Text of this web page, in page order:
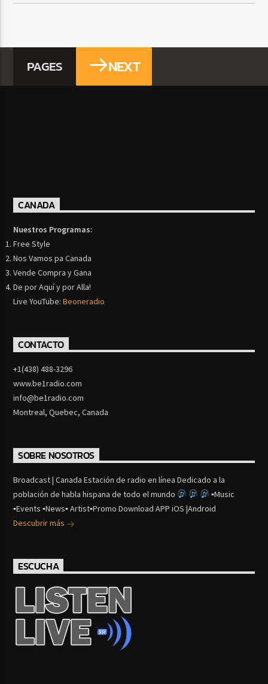
PAGES NEXT
CANADA
Nuestros Programas:
Free Style
Nos Vamos pa Canada
Vende Compra y Gana
De por Aquí y por Alla!
Live YouTube:Beoneradio
CONTACTO
+1(438) 488-3296
www.be1radio.com
info@be1radio.com
Montreal, Quebec, Canada
SOBRE NOSOTROS
Broadcast | Canada Estación de radio en línea Dedicado a la
población de habla hispana de todo el mundo
▪Music
▪Events ▪News▪ Artist▪Promo Download APP iOS |Android
Descubrir más
ESCUCHA